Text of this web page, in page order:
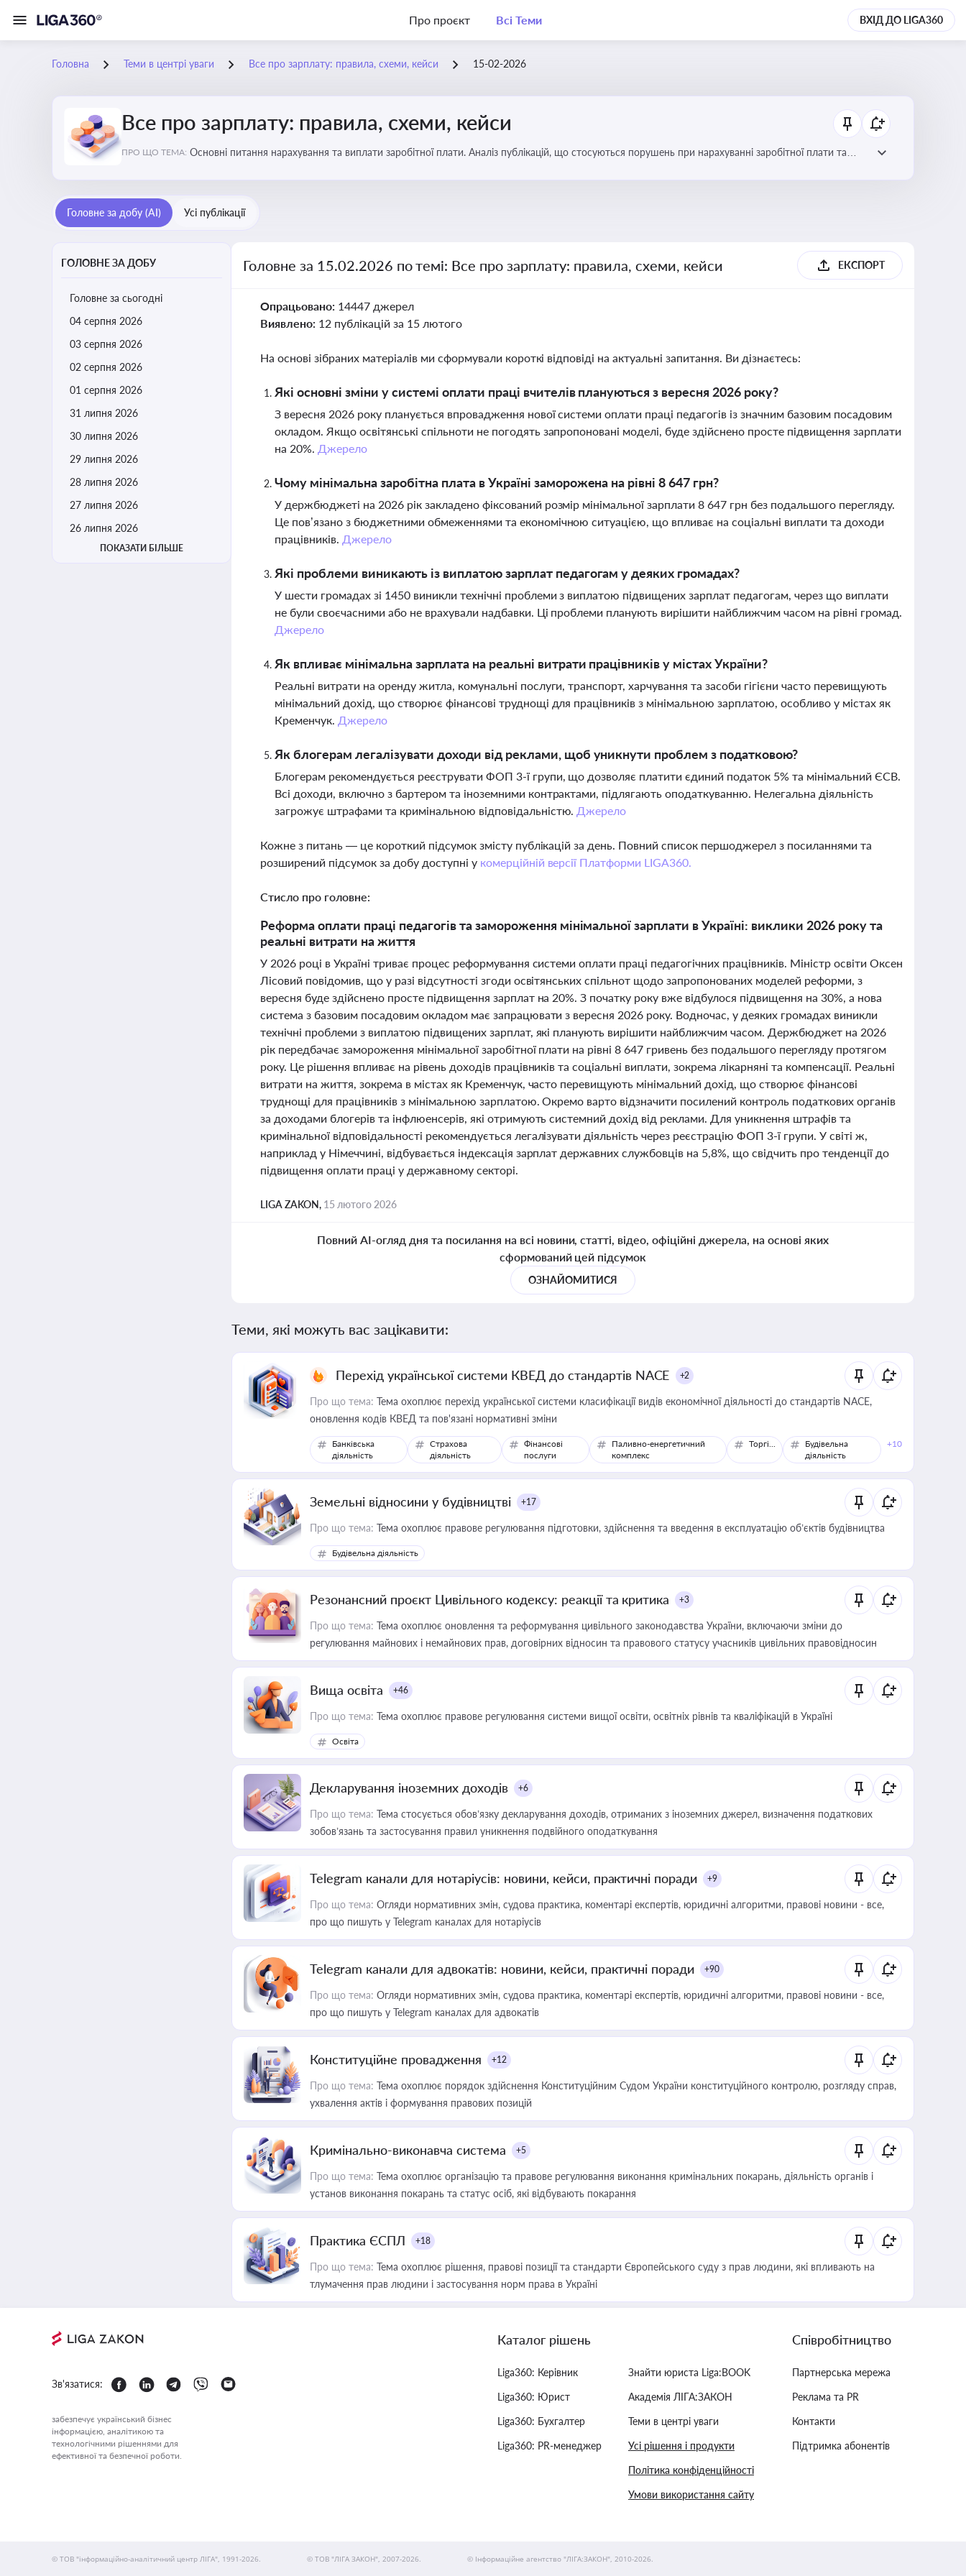
Про проєкт Всі Теми ВХІД ДО LIGA360
Головна Теми в центрі уваги Все про зарплату: правила, схеми, кейси 15-02-2026
Все про зарплату: правила, схеми, кейси
ПРО ЩО ТЕМА: Основні питання нарахування та виплати заробітної плати. Аналіз публікацій, що стосуються порушень при нарахуванні заробітної плати та
Головне за добу (AI) Усі публікації
ГОЛОВНЕ ЗА ДОБУ
Головне за сьогодні
04 серпня 2026
03 серпня 2026
02 серпня 2026
01 серпня 2026
31 липня 2026
30 липня 2026
29 липня 2026
28 липня 2026
27 липня 2026
26 липня 2026
ПОКАЗАТИ БІЛЬШЕ
Головне за 15.02.2026 по темі: Все про зарплату: правила, схеми, кейси ЕКСПОРТ
Опрацьовано: 14447 джерел
Виявлено: 12 публікацій за 15 лютого
На основі зібраних матеріалів ми сформували короткі відповіді на актуальні запитання. Ви дізнаєтесь:
Які основні зміни у системі оплати праці вчителів плануються з вересня 2026 року?
З вересня 2026 року планується впровадження нової системи оплати праці педагогів із значним базовим посадовим
окладом. Якщо освітянські спільноти не погодять запропоновані моделі, буде здійснено просте підвищення зарплати
на 20%. Джерело
Чому мінімальна заробітна плата в Україні заморожена на рівні 8 647 грн?
У держбюджеті на 2026 рік закладено фіксований розмір мінімальної зарплати 8 647 грн без подальшого перегляду.
Це пов’язано з бюджетними обмеженнями та економічною ситуацією, що впливає на соціальні виплати та доходи
працівників. Джерело
Які проблеми виникають із виплатою зарплат педагогам у деяких громадах?
У шести громадах зі 1450 виникли технічні проблеми з виплатою підвищених зарплат педагогам, через що виплати
не були своєчасними або не врахували надбавки. Ці проблеми планують вирішити найближчим часом на рівні громад.
Джерело
Як впливає мінімальна зарплата на реальні витрати працівників у містах України?
Реальні витрати на оренду житла, комунальні послуги, транспорт, харчування та засоби гігієни часто перевищують
мінімальний дохід, що створює фінансові труднощі для працівників з мінімальною зарплатою, особливо у містах як
Кременчук. Джерело
Як блогерам легалізувати доходи від реклами, щоб уникнути проблем з податковою?
Блогерам рекомендується реєструвати ФОП 3-ї групи, що дозволяє платити єдиний податок 5% та мінімальний ЄСВ.
Всі доходи, включно з бартером та іноземними контрактами, підлягають оподаткуванню. Нелегальна діяльність
загрожує штрафами та кримінальною відповідальністю. Джерело
Кожне з питань — це короткий підсумок змісту публікацій за день. Повний список першоджерел з посиланнями та
розширений підсумок за добу доступні у комерційній версії Платформи LIGA360.
Стисло про головне:
Реформа оплати праці педагогів та замороження мінімальної зарплати в Україні: виклики 2026 року та
реальні витрати на життя
У 2026 році в Україні триває процес реформування системи оплати праці педагогічних працівників. Міністр освіти Оксен
Лісовий повідомив, що у разі відсутності згоди освітянських спільнот щодо запропонованих моделей реформи, з
вересня буде здійснено просте підвищення зарплат на 20%. З початку року вже відбулося підвищення на 30%, а нова
система з базовим посадовим окладом має запрацювати з вересня 2026 року. Водночас, у деяких громадах виникли
технічні проблеми з виплатою підвищених зарплат, які планують вирішити найближчим часом. Держбюджет на 2026
рік передбачає замороження мінімальної заробітної плати на рівні 8 647 гривень без подальшого перегляду протягом
року. Це рішення впливає на рівень доходів працівників та соціальні виплати, зокрема лікарняні та компенсації. Реальні
витрати на життя, зокрема в містах як Кременчук, часто перевищують мінімальний дохід, що створює фінансові
труднощі для працівників з мінімальною зарплатою. Окремо варто відзначити посилений контроль податкових органів
за доходами блогерів та інфлюенсерів, які отримують системний дохід від реклами. Для уникнення штрафів та
кримінальної відповідальності рекомендується легалізувати діяльність через реєстрацію ФОП 3-ї групи. У світі ж,
наприклад у Німеччині, відбувається індексація зарплат державних службовців на 5,8%, що свідчить про тенденції до
підвищення оплати праці у державному секторі.
LIGA ZAKON, 15 лютого 2026
Повний AI-огляд дня та посилання на всі новини, статті, відео, офіційні джерела, на основі яких
сформований цей підсумок
ОЗНАЙОМИТИСЯ
Теми, які можуть вас зацікавити:
Перехід української системи КВЕД до стандартів NACE +2
Про що тема: Тема охоплює перехід української системи класифікації видів економічної діяльності до стандартів NACE,
оновлення кодів КВЕД та пов'язані нормативні зміни
Банківська
діяльність
Страхова
діяльність
Фінансові
послуги
Паливно-енергетичний
комплекс
Торгівля
Будівельна
діяльність
+10
Земельні відносини у будівництві +17
Про що тема: Тема охоплює правове регулювання підготовки, здійснення та введення в експлуатацію об’єктів будівництва
Будівельна діяльність
Резонансний проєкт Цивільного кодексу: реакції та критика +3
Про що тема: Тема охоплює оновлення та реформування цивільного законодавства України, включаючи зміни до
регулювання майнових і немайнових прав, договірних відносин та правового статусу учасників цивільних правовідносин
Вища освіта +46
Про що тема: Тема охоплює правове регулювання системи вищої освіти, освітніх рівнів та кваліфікацій в Україні
Освіта
Декларування іноземних доходів +6
Про що тема: Тема стосується обов’язку декларування доходів, отриманих з іноземних джерел, визначення податкових
зобов’язань та застосування правил уникнення подвійного оподаткування
Telegram канали для нотаріусів: новини, кейси, практичні поради +9
Про що тема: Огляди нормативних змін, судова практика, коментарі експертів, юридичні алгоритми, правові новини - все,
про що пишуть у Telegram каналах для нотаріусів
Telegram канали для адвокатів: новини, кейси, практичні поради +90
Про що тема: Огляди нормативних змін, судова практика, коментарі експертів, юридичні алгоритми, правові новини - все,
про що пишуть у Telegram каналах для адвокатів
Конституційне провадження +12
Про що тема: Тема охоплює порядок здійснення Конституційним Судом України конституційного контролю, розгляду справ,
ухвалення актів і формування правових позицій
Кримінально-виконавча система +5
Про що тема: Тема охоплює організацію та правове регулювання виконання кримінальних покарань, діяльність органів і
установ виконання покарань та статус осіб, які відбувають покарання
Практика ЄСПЛ +18
Про що тема: Тема охоплює рішення, правові позиції та стандарти Європейського суду з прав людини, які впливають на
тлумачення прав людини і застосування норм права в Україні
Зв'язатися:
забезпечує український бізнес
інформацією, аналітикою та
технологічними рішеннями для
ефективної та безпечної роботи.
Каталог рішень
Liga360: Керівник
Liga360: Юрист
Liga360: Бухгалтер
Liga360: PR-менеджер
Знайти юриста Liga:BOOK
Академія ЛІГА:ЗАКОН
Теми в центрі уваги
Усі рішення і продукти
Політика конфіденційності
Умови використання сайту
Співробітництво
Партнерська мережа
Реклама та PR
Контакти
Підтримка абонентів
© ТОВ "інформаційно-аналітичний центр ЛІГА", 1991-2026. © ТОВ "ЛІГА ЗАКОН", 2007-2026. © Інформаційне агентство "ЛІГА:ЗАКОН", 2010-2026.